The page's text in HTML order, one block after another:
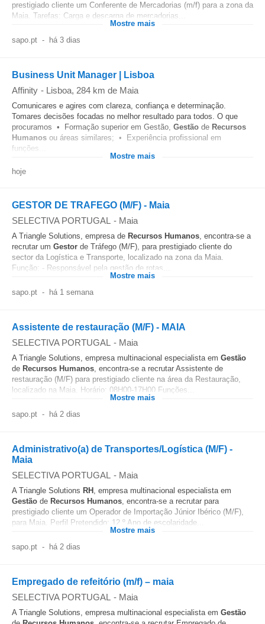
prestigiado cliente um Conferente de Mercadorias (m/f) para a zona da
Maia. Tarefas: Carga e descarga de mercadorias...
Mostre mais
sapo.pt - há 3 dias
Business Unit Manager | Lisboa
Affinity - Lisboa, 284 km de Maia
Comunicares e agires com clareza, confiança e determinação.
Tomares decisões focadas no melhor resultado para todos. O que
procuramos • Formação superior em Gestão, Gestão de Recursos
Humanos ou áreas similares; • Experiência profissional em
funções...
Mostre mais
hoje
GESTOR DE TRAFEGO (M/F) - Maia
SELECTIVA PORTUGAL - Maia
A Triangle Solutions, empresa de Recursos Humanos, encontra-se a
recrutar um Gestor de Tráfego (M/F), para prestigiado cliente do
sector da Logística e Transporte, localizado na zona da Maia.
Função: - Responsável pela gestão de rotas...
Mostre mais
sapo.pt - há 1 semana
Assistente de restauração (M/F) - MAIA
SELECTIVA PORTUGAL - Maia
A Triangle Solutions, empresa multinacional especialista em Gestão
de Recursos Humanos, encontra-se a recrutar Assistente de
restauração (M/F) para prestigiado cliente na área da Restauração,
localizado na Maia. Horário: 08H00-17H00 Funções...
Mostre mais
sapo.pt - há 2 dias
Administrativo(a) de Transportes/Logística (M/F) -
Maia
SELECTIVA PORTUGAL - Maia
A Triangle Solutions RH , empresa multinacional especialista em
Gestão de Recursos Humanos, encontra-se a recrutar para
prestigiado cliente um Operador de Importação Júnior Ibérico (M/F),
para Maia. Perfil Pretendido: 12.º Ano de escolaridade...
Mostre mais
sapo.pt - há 2 dias
Empregado de refeitório (m/f) – maia
SELECTIVA PORTUGAL - Maia
A Triangle Solutions, empresa multinacional especialista em Gestão